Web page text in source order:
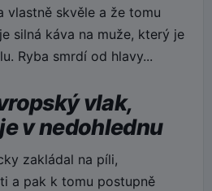
vlastně skvěle a že tomu
silná káva na muže, který je
Ryba smrdí od hlavy...
vlak,
v nedohlednu
zakládal na píli,
a pak k tomu postupně